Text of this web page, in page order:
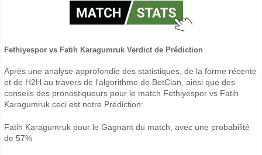
Fethiyespor vs Fatih Karagumruk Verdict de Prédiction
Après une analyse approfondie des statistiques, de la forme récente
et de H2H au travers de l'algorithme de BetClan, ainsi que des
conseils des pronostiqueurs pour le match Fethiyespor vs Fatih
Karagumruk ceci est notre Prédiction:
Fatih Karagumruk pour le Gagnant du match, avec une probabilité
de 57%